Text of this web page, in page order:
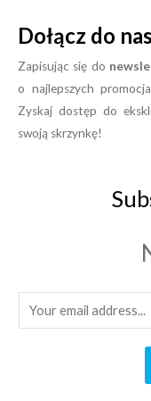
Dołącz do
Zapisując się do
o najlepszych
Zyskaj dostęp do
swoją skrzynkę!